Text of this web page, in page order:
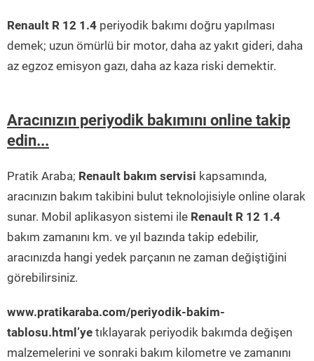
Renault R 12 1.4 periyodik bakımı doğru yapılması
demek; uzun ömürlü bir motor, daha az yakıt gideri, daha
az egzoz emisyon gazı, daha az kaza riski demektir.
Aracınızın periyodik bakımını online takip
edin...
Pratik Araba; Renault bakım servisi kapsamında,
aracınızın bakım takibini bulut teknolojisiyle online olarak
sunar. Mobil aplikasyon sistemi ile Renault R 12 1.4
bakım zamanını km. ve yıl bazında takip edebilir,
aracınızda hangi yedek parçanın ne zaman değiştiğini
görebilirsiniz.
www.pratikaraba.com/periyodik-bakim-
tablosu.html’ye tıklayarak periyodik bakımda değişen
malzemelerini ve sonraki bakım kilometre ve zamanını